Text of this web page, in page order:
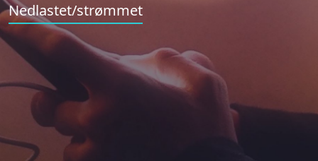
Nedlastet/strømmet